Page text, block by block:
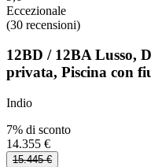
Eccezionale
(30 recensioni)
12BD / 12BA Lusso,
privata, Piscina con
Indio
7% di sconto
14.355 €
15.445 €